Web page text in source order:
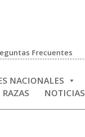
Frecuentes
NACIONALES
NOTICIAS